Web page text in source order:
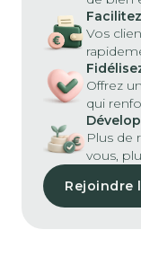
Vos
Offrez
qui
Plus de
vous,
Rejoindre